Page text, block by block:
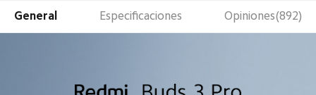
General Especificaciones Opiniones(892)